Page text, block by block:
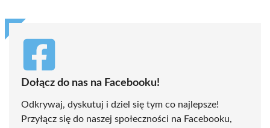
Dołącz do nas na Facebooku!
Odkrywaj, dyskutuj i dziel się tym co najlepsze!
Przyłącz się do naszej społeczności na Facebooku,